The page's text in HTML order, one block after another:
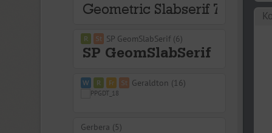
SP GeomSlabSerif (6)
Geraldton (16)
Gerbera (5)